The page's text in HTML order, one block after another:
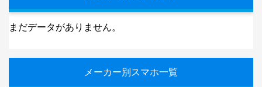
まだデータがありません。
メーカー別スマホ一覧